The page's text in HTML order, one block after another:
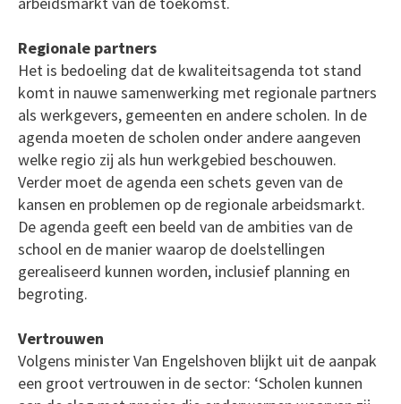
Regionale partners
Het is bedoeling dat de kwaliteitsagenda tot stand
komt in nauwe samenwerking met regionale partners
als werkgevers, gemeenten en andere scholen. In de
agenda moeten de scholen onder andere aangeven
welke regio zij als hun werkgebied beschouwen.
Verder moet de agenda een schets geven van de
kansen en problemen op de regionale arbeidsmarkt.
De agenda geeft een beeld van de ambities van de
school en de manier waarop de doelstellingen
gerealiseerd kunnen worden, inclusief planning en
begroting.
Vertrouwen
Volgens minister Van Engelshoven blijkt uit de aanpak
een groot vertrouwen in de sector: ‘Scholen kunnen